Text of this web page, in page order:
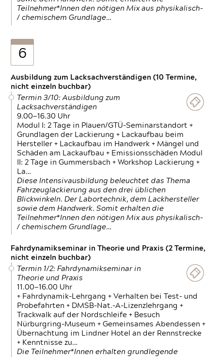
Teilnehmer*Innen den nötigen Mix aus physikalisch-
/ chemischem Grundlage…
6
Ausbildung zum Lacksachverständigen (10 Termine,
nicht einzeln buchbar)
Termin 3/10: Ausbildung zum
Lacksachverständigen
9.00—16.30 Uhr
Modul I: 2 Tage in Plauen/GTÜ-Seminarstandort +
Grundlagen der Lackierung + Lackaufbau beim
Hersteller + Lackaufbau im Handwerk + Mängel und
Schäden am Lackaufbau + Emissionsschäden Modul
II: 2 Tage in Gummersbach + Workshop Lackierung +
La…
Diese Intensivausbildung beleuchtet das Thema
Fahrzeuglackierung aus den drei üblichen
Blickwinkeln. Der Labortechnik, dem Lackhersteller
sowie dem Handwerk. Somit erhalten die
Teilnehmer*Innen den nötigen Mix aus physikalisch-
/ chemischem Grundlage…
Fahrdynamikseminar in Theorie und Praxis (2 Termine,
nicht einzeln buchbar)
Termin 1/2: Fahrdynamikseminar in
Theorie und Praxis
11.00—16.00 Uhr
+ Fahrdynamik-Lehrgang + Verhalten bei Test- und
Probefahrten + DMSB-Nat.-A-Lizenzlehrgang +
Trackwalk auf der Nordschleife + Besuch
Nürburgring-Museum + Gemeinsames Abendessen +
Übernachtung im Lindner Hotel an der Rennstrecke
+ Kenntnisse zu…
Die Teilnehmer*Innen erhalten grundlegende